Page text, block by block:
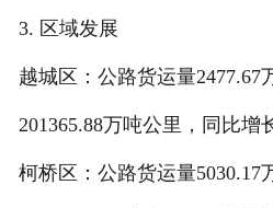
3. 区域发展
越城区：公路货运量2477.67
201365.88万吨公里，同比增
柯桥区：公路货运量5030.17